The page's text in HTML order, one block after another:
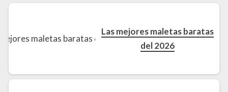
Las mejores maletas baratas
del 2026